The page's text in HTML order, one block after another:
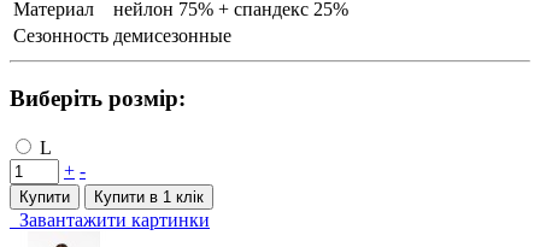
Материал
нейлон 75% + спандекс 25%
Сезонность демисезонные
Виберіть розмір:
L
+ -
Купити Купити в 1 клiк
Завантажити картинки